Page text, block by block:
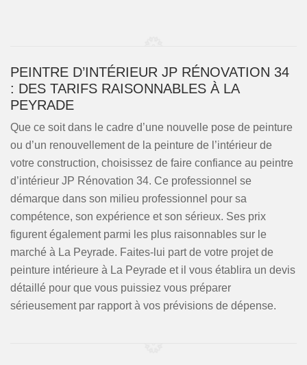
PEINTRE D’INTÉRIEUR JP RÉNOVATION 34
: DES TARIFS RAISONNABLES À LA
PEYRADE
Que ce soit dans le cadre d’une nouvelle pose de peinture
ou d’un renouvellement de la peinture de l’intérieur de
votre construction, choisissez de faire confiance au peintre
d’intérieur JP Rénovation 34. Ce professionnel se
démarque dans son milieu professionnel pour sa
compétence, son expérience et son sérieux. Ses prix
figurent également parmi les plus raisonnables sur le
marché à La Peyrade. Faites-lui part de votre projet de
peinture intérieure à La Peyrade et il vous établira un devis
détaillé pour que vous puissiez vous préparer
sérieusement par rapport à vos prévisions de dépense.